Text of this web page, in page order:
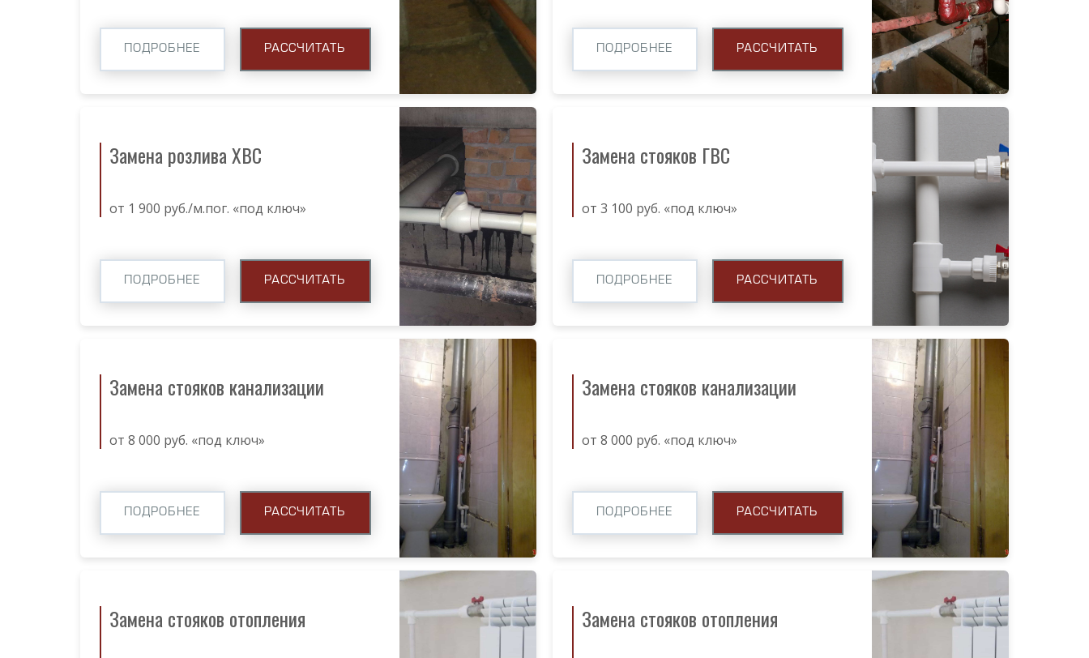
ПОДРОБНЕЕ РАССЧИТАТЬ ПОДРОБНЕЕ РАССЧИТАТЬ
Замена розлива ХВС
от 1 900 руб./м.пог. «под ключ»
ПОДРОБНЕЕ РАССЧИТАТЬ
Замена стояков ГВС
от 3 100 руб. «под ключ»
ПОДРОБНЕЕ РАССЧИТАТЬ
Замена стояков канализации
от 8 000 руб. «под ключ»
ПОДРОБНЕЕ РАССЧИТАТЬ
Замена стояков канализации
от 8 000 руб. «под ключ»
ПОДРОБНЕЕ РАССЧИТАТЬ
Замена стояков отопления Замена стояков отопления